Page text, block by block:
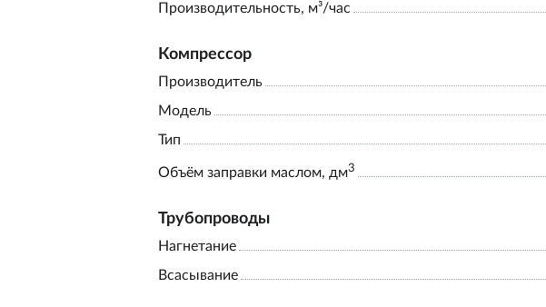
Производительность, м³/час
Компрессор
Производитель
Модель
Тип
Объём заправки маслом, дм3
Трубопроводы
Нагнетание
Всасывание